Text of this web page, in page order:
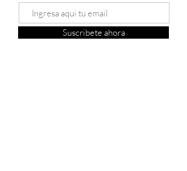
Suscribete ahora